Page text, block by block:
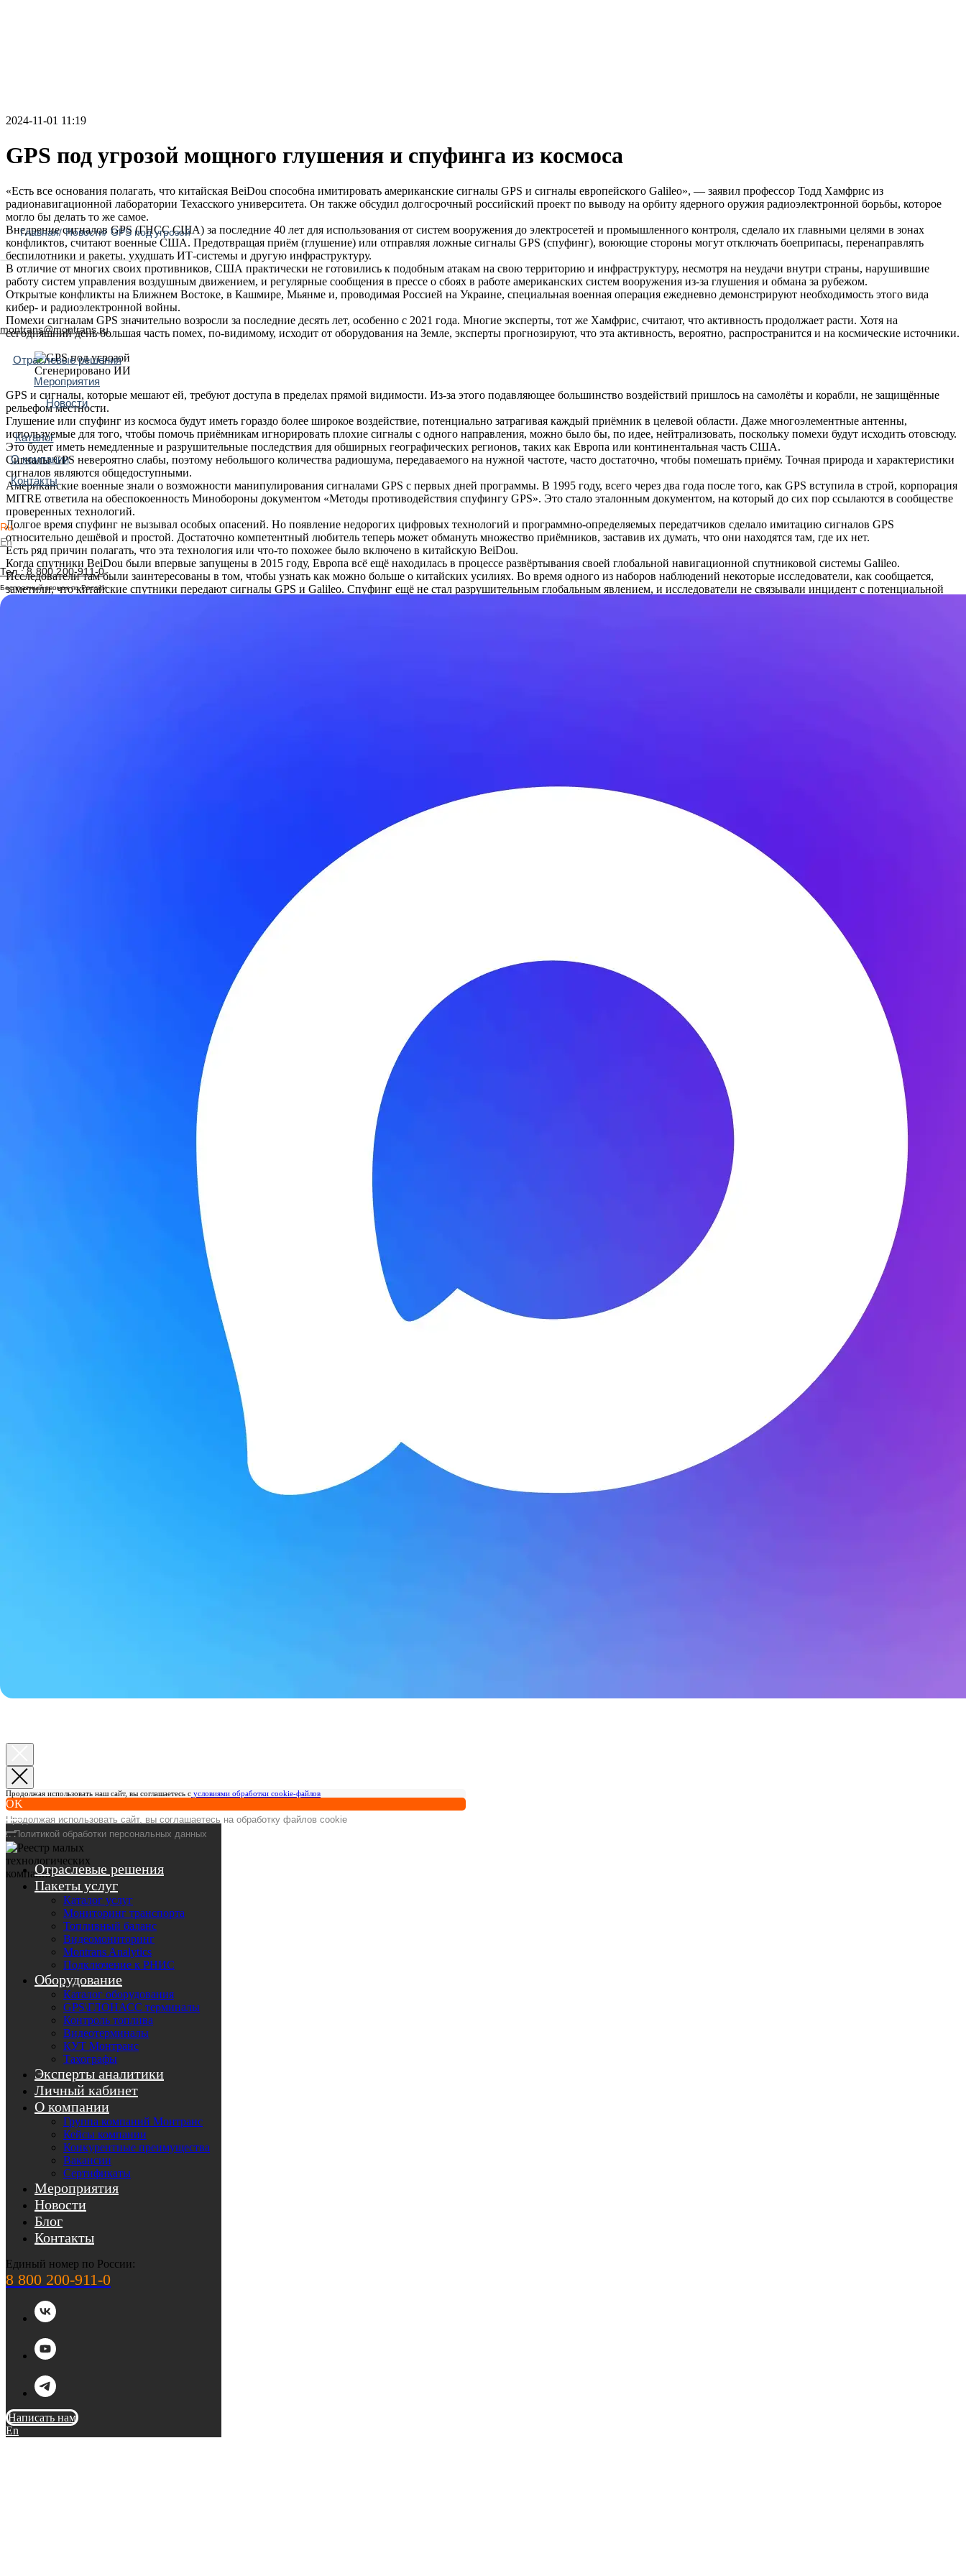
montrans@montrans.ru
Отраслевые решения
Мероприятия
Новости
Каталог
О компании
Контакты
Ru
En
Тел.: 8 800 200-911-0
Бесплатный звонок по России
Главная/ Новости/ GPS под угрозой
2024-11-01 11:19
GPS под угрозой мощного глушения и спуфинга из космоса
«Есть все основания полагать, что китайская BeiDou способна имитировать американские сигналы GPS и сигналы европейского Galileo», — заявил профессор Тодд Хамфрис из
радионавигационной лаборатории Техасского университета. Он также обсудил долгосрочный российский проект по выводу на орбиту ядерного оружия радиоэлектронной борьбы, которое
могло бы делать то же самое.
Внедрение сигналов GPS (ГНСС США) за последние 40 лет для использования от систем вооружения до электросетей и промышленного контроля, сделало их главными целями в зонах
конфликтов, считают военные США. Предотвращая приём (глушение) или отправляя ложные сигналы GPS (спуфинг), воюющие стороны могут отключать боеприпасы, перенаправлять
беспилотники и ракеты, ухудшать ИТ-системы и другую инфраструктуру.
В отличие от многих своих противников, США практически не готовились к подобным атакам на свою территорию и инфраструктуру, несмотря на неудачи внутри страны, нарушившие
работу систем управления воздушным движением, и регулярные сообщения в прессе о сбоях в работе американских систем вооружения из-за глушения и обмана за рубежом.
Открытые конфликты на Ближнем Востоке, в Кашмире, Мьянме и, проводимая Россией на Украине, специальная военная операция ежедневно демонстрируют необходимость этого вида
кибер- и радиоэлектронной войны.
Помехи сигналам GPS значительно возросли за последние десять лет, особенно с 2021 года. Многие эксперты, тот же Хамфрис, считают, что активность продолжает расти. Хотя на
сегодняшний день большая часть помех, по-видимому, исходит от оборудования на Земле, эксперты прогнозируют, что эта активность, вероятно, распространится и на космические источники.
Сгенерировано ИИ
GPS и сигналы, которые мешают ей, требуют доступа в пределах прямой видимости. Из-за этого подавляющее большинство воздействий пришлось на самолёты и корабли, не защищённые
рельефом местности.
Глушение или спуфинг из космоса будут иметь гораздо более широкое воздействие, потенциально затрагивая каждый приёмник в целевой области. Даже многоэлементные антенны,
используемые для того, чтобы помочь приёмникам игнорировать плохие сигналы с одного направления, можно было бы, по идее, нейтрализовать, поскольку помехи будут исходить отовсюду.
Это будет иметь немедленные и разрушительные последствия для обширных географических регионов, таких как Европа или континентальная часть США.
Сигналы GPS невероятно слабы, поэтому небольшого количества радиошума, передаваемого на нужной частоте, часто достаточно, чтобы помешать приёму. Точная природа и характеристики
сигналов являются общедоступными.
Американские военные знали о возможности манипулирования сигналами GPS с первых дней программы. В 1995 году, всего через два года после того, как GPS вступила в строй, корпорация
MITRE ответила на обеспокоенность Минобороны документом «Методы противодействия спуфингу GPS». Это стало эталонным документом, на который до сих пор ссылаются в сообществе
проверенных технологий.
Долгое время спуфинг не вызывал особых опасений. Но появление недорогих цифровых технологий и программно-определяемых передатчиков сделало имитацию сигналов GPS
относительно дешёвой и простой. Достаточно компетентный любитель теперь может обмануть множество приёмников, заставив их думать, что они находятся там, где их нет.
Есть ряд причин полагать, что эта технология или что-то похожее было включено в китайскую BeiDou.
Когда спутники BeiDou были впервые запущены в 2015 году, Европа всё ещё находилась в процессе развёртывания своей глобальной навигационной спутниковой системы Galileo.
Исследователи там были заинтересованы в том, чтобы узнать как можно больше о китайских усилиях. Во время одного из наборов наблюдений некоторые исследователи, как сообщается,
заметили, что китайские спутники передают сигналы GPS и Galileo. Спуфинг ещё не стал разрушительным глобальным явлением, и исследователи не связывали инцидент с потенциальной
запланированное кинетическое противоспутниковое оружие, а не угроза американцам на земле.
Менее известен, и Хамфрис также упомянул его на встрече, российский проект под названием «Экипаж» или «Зевс». Спутник радиоэлектронной борьбы с ядерным двигателем, который,
вероятно, сможет глушить сигналы GPS на значительной части земного шара или тонко их обманывать.
В недавней статье о навигационной войне Ассоциация национальной безопасности и космоса обсудила эту возможность и заявила: «Космическое оружие РЭБ (радиоэлектронной борьбы)
Отставной генерал ВВС США Уильям Шелтон был командующим Космическим командованием с 2011 по 2014 год. Он также считает, что существует реальная возможность того, что Россия
уже разместила или вскоре разместит в космосе мощный спутник радиоэлектронной борьбы.
Известный, распространенный и единственный способ вмешаться в работу системы мониторинга автотранспорта – использовать так называемые «глонасс глушилки».
— это специальное устройство, которое предназначено для подавления или полного блокирования сигналов Глонасс. Такое устройство используется для защиты от
прослушивания и злоупотребления информацией, передаваемой через систему Глонасс. В зависимости от типа и модели глушилки, она может блокировать все частоты или подавлять сигналы
Обычно это модулятор, который настроен на задаваемую частотность. Все сегодняшние продукты компании «МОНТРАНС» позволяют видеть на графиках временную «пропажу» транспорта
и количество видимых спутников, поэтому обмануть ГЛОНАСС не получится.
Все действия отмечаются в диспетчерском программном обеспечении. В частности, при использовании глонасс глушилки, пропажа сигнала обычно возникала при использовании
транспортного средства конкретным и определенным водителем. При этом, сигнал исчезает не сразу в точке отправления, а уже через некоторое время после начала движения, может также
неожиданно появиться и исчезнуть. Вывести водителя на чистую воду не составляет большого труда: стоит лишь отправить с ним в рейс проверяющего человека. В 99% подобных случаев все
оборудование резко начинает работать как по маслу и сбои прекращаются. А чтобы такие ситуации не возникали в принципе, достаточно просто установить современную систему
«OMNICOMM ONLINE»
vestnik-glonass.ru
montrans@montrans.ru
Наши филиалы
Продолжая использовать сайт, вы соглашаетесь на обработку файлов cookie
и Политикой обработки персональных данных
Продолжая использовать наш сайт, вы соглашаетесь с условиями обработки cookie-файлов
OK
Отраслевые решения
Пакеты услуг
Каталог услуг
Мониторинг транспорта
Топливный баланс
Видеомониторинг
Montrans Analytics
Подключение к РНИС
Оборудование
Каталог оборудования
GPS\ГЛОНАСС терминалы
Контроль топлива
Видеотерминалы
КУТ Монтранс
Тахографы
Эксперты аналитики
Личный кабинет
О компании
Группа компаний Монтранс
Кейсы компании
Конкурентные преимущества
Вакансии
Сертификаты
Мероприятия
Новости
Блог
Контакты
Единый номер по России:
8 800 200-911-0
Написать нам
En